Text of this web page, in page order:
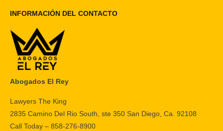
INFORMACIÓN DEL CONTACTO
Abogados El Rey
Lawyers The King
2835 Camino Del Rio South, ste 350 San Diego, Ca. 92108
Call Today – 858-276-8900